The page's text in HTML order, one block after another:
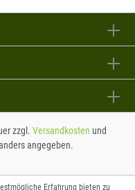
zzgl. Versandkosten und
angegeben.
Erfahrung bieten zu